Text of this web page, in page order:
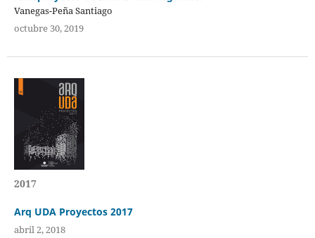
Vanegas-Peña Santiago
octubre 30, 2019
2017
Arq UDA Proyectos 2017
abril 2, 2018